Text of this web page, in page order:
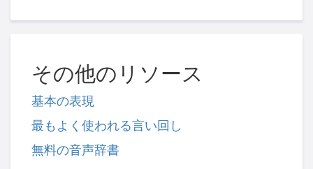
その他のリソース
基本の表現
最もよく使われる言い回し
無料の音声辞書